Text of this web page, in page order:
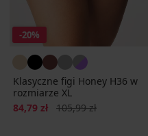
-20%
Klasyczne figi Honey H36 w
rozmiarze XL
Zniżka
84,79 zł Pierwotna cena
105,99 zł